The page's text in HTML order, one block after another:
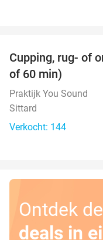
Cupping, rug- of
of 60 min)
Praktijk You Sound
Sittard
Verkocht: 144
Ontdek
deals in